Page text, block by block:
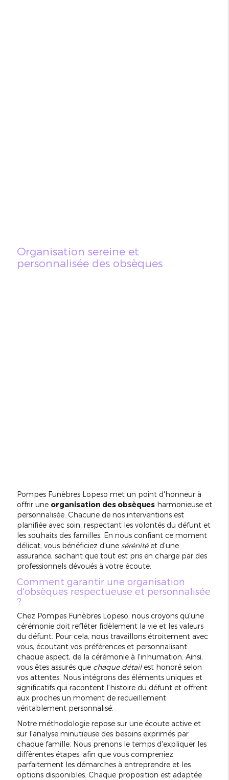
Organisation sereine et
personnalisée des obsèques
Pompes Funèbres Lopeso met un point d'honneur à
offrir une organisation des obsèquesharmonieuse et
personnalisée. Chacune de nos interventions est
planifiée avec soin, respectant les volontés du défunt et
les souhaits des familles. En nous confiant ce moment
délicat, vous bénéficiez d'une sérénitéet d'une
assurance, sachant que tout est pris en charge par des
professionnels dévoués à votre écoute.
Comment garantir une organisation
d'obsèques respectueuse et personnalisée
?
Chez Pompes Funèbres Lopeso, nous croyons qu'une
cérémonie doit refléter fidèlement la vie et les valeurs
du défunt. Pour cela, nous travaillons étroitement avec
vous, écoutant vos préférences et personnalisant
chaque aspect, de la cérémonie à l'inhumation. Ainsi,
vous êtes assurés que chaque détailest honoré selon
vos attentes. Nous intégrons des éléments uniques et
significatifs qui racontent l'histoire du défunt et offrent
aux proches un moment de recueillement
véritablement personnalisé.
Notre méthodologie repose sur une écoute active et
sur l'analyse minutieuse des besoins exprimés par
chaque famille. Nous prenons le temps d'expliquer les
différentes étapes, afin que vous compreniez
parfaitement les démarches à entreprendre et les
options disponibles. Chaque proposition est adaptée